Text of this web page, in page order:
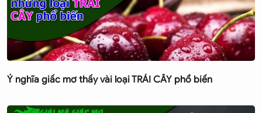
Ý nghĩa giấc mơ thấy vài loại TRÁI CÂY phổ biến